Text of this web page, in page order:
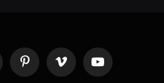
PinterestVimeo YouTube